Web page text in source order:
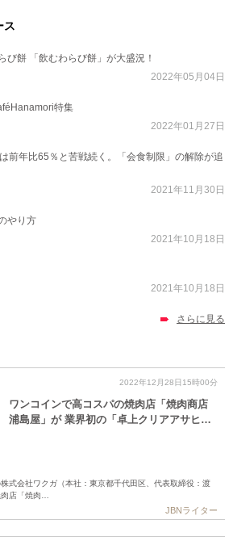
ス
び餅 「飲むわらび餅」が大盛況！
2022年05月04日
特集
2022年01月27日
前年比65％と苦戦続く。「会食制限」の解除が追
2021年11月30日
やり方
2021年10月18日
2021年10月18日
さらに見る
2022年12月28日15時00分
ワンコインで高コスパの焼肉店「焼肉商店
浦島屋」が 業界初の「卓上クリアアサヒ…
式会社ワクガ（本社：東京都千代田区、代表取締役：渡
店「焼肉…
JBNライター